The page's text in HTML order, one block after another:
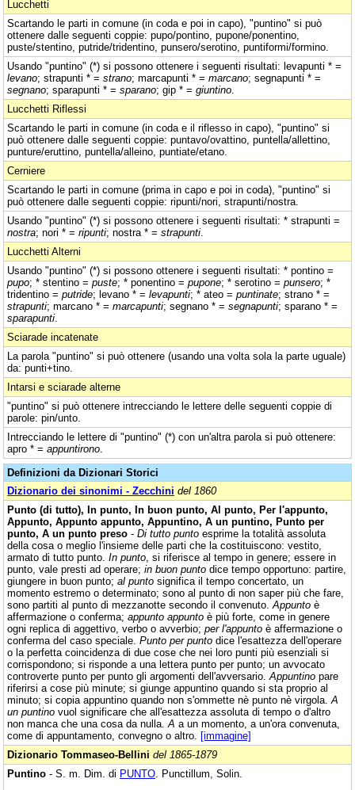
Lucchetti
Scartando le parti in comune (in coda e poi in capo), "puntino" si può
ottenere dalle seguenti coppie: pupo/pontino, pupone/ponentino,
puste/stentino, putride/tridentino, punsero/serotino, puntiformi/formino.
Usando "puntino" (*) si possono ottenere i seguenti risultati: levapunti * =
levano; strapunti * = strano; marcapunti * = marcano; segnapunti * =
segnano; sparapunti * = sparano; gip * = giuntino
Lucchetti Riflessi
Scartando le parti in comune (in coda e il riflesso in capo), "puntino" si
può ottenere dalle seguenti coppie: puntavo/ovattino, puntella/allettino,
punture/eruttino, puntella/alleino, puntiate/etano.
Cerniere
Scartando le parti in comune (prima in capo e poi in coda), "puntino" si
può ottenere dalle seguenti coppie: ripunti/nori, strapunti/nostra.
Usando "puntino" (*) si possono ottenere i seguenti risultati: * strapunti =
nostra; nori * = ripunti; nostra * = strapunti
Lucchetti Alterni
Usando "puntino" (*) si possono ottenere i seguenti risultati: * pontino =
pupo; * stentino = puste; * ponentino = pupone; * serotino = punsero; *
tridentino = putride; levano * = levapunti; * ateo = puntinate; strano * =
strapunti; marcano * = marcapunti; segnano * = segnapunti; sparano * =
sparapunti
Sciarade incatenate
La parola "puntino" si può ottenere (usando una volta sola la parte uguale)
da: punti+tino.
Intarsi e sciarade alterne
"puntino" si può ottenere intrecciando le lettere delle seguenti coppie di
parole: pin/unto.
Intrecciando le lettere di "puntino" (*) con un'altra parola si può ottenere:
apro * = appuntirono
Definizioni da Dizionari Storici
Dizionario dei sinonimi - Zecchini del 1860
Punto (di tutto), In punto, In buon punto, Al punto, Per l'appunto,
Appunto, Appunto appunto, Appuntino, A un puntino, Punto per
punto, A un punto preso - Di tutto punto esprime la totalità assoluta
della cosa o meglio l'insieme delle parti che la costituiscono: vestito,
armato di tutto punto. In punto , si riferisce al tempo in genere; essere in
punto, vale presti ad operare; in buon punto dice tempo opportuno: partire,
giungere in buon punto; al punto significa il tempo concertato, un
momento estremo o determinato; sono al punto di non saper più che fare,
sono partiti al punto di mezzanotte secondo il convenuto. Appunto è
affermazione o conferma; appunto appunto è più forte, come in genere
ogni replica di aggettivo, verbo o avverbio; per l'appunto è affermazione o
conferma del caso speciale. Punto per punto dice l'esattezza dell'operare
o la perfetta coincidenza di due cose che nei loro punti più esenziali si
corrispondono; si risponde a una lettera punto per punto; un avvocato
controverte punto per punto gli argomenti dell'avversario. Appuntino pare
riferirsi a cose più minute; si giunge appuntino quando si sta proprio al
minuto; si copia appuntino quando non s'ommette nè punto nè virgola. A
un puntino vuol significare che all'esattezza assoluta di tempo o d'altro
non manca che una cosa da nulla. A a un momento, a un'ora convenuta,
come di appuntamento, convegno o altro. [immagine]
Dizionario Tommaseo-Bellini del 1865-1879
Puntino - S. m. Dim. di PUNTO . Punctillum, Solin.